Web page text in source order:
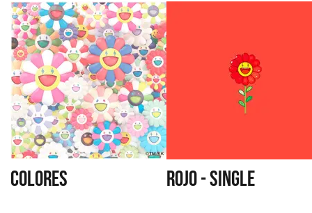
COLORES ROJO - SINGLE